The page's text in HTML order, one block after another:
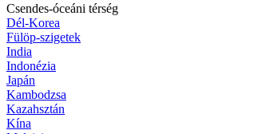
Csendes-óceáni térség
Dél-Korea
Fülöp-szigetek
India
Indonézia
Japán
Kambodzsa
Kazahsztán
Kína